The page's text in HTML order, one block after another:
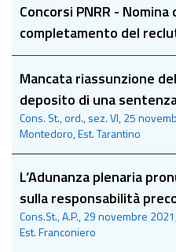
Concorsi PNRR -
completamento del
scaglione di 168 posti
Mancata riassunzione
deposito di una
ue
Cons. St., ord., sez. VI, 25
Montedoro, Est. Tarantino
L’Adunanza plenaria
sulla responsabilità
dell’amministrazione
procedure di
Cons.St., A.P., 29 novembre
Est. Franconiero